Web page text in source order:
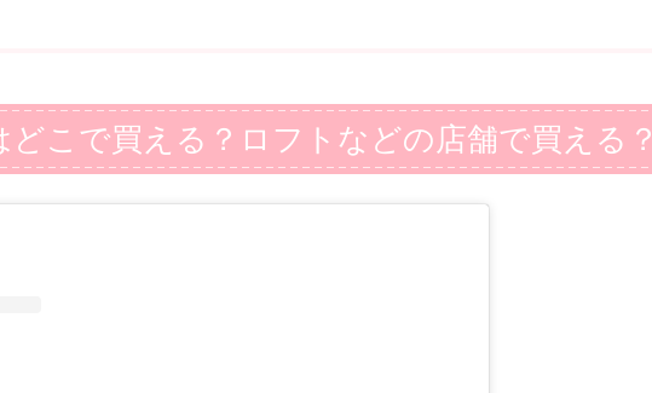
どこで買える？ロフトなどの店舗で買える？